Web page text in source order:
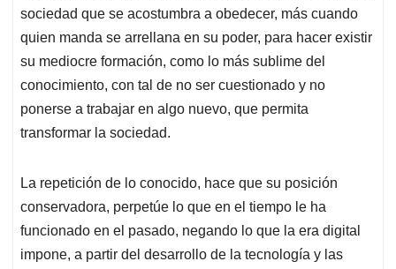
sociedad que se acostumbra a obedecer, más cuando
quien manda se arrellana en su poder, para hacer existir
su mediocre formación, como lo más sublime del
conocimiento, con tal de no ser cuestionado y no
ponerse a trabajar en algo nuevo, que permita
transformar la sociedad.
La repetición de lo conocido, hace que su posición
conservadora, perpetúe lo que en el tiempo le ha
funcionado en el pasado, negando lo que la era digital
impone, a partir del desarrollo de la tecnología y las